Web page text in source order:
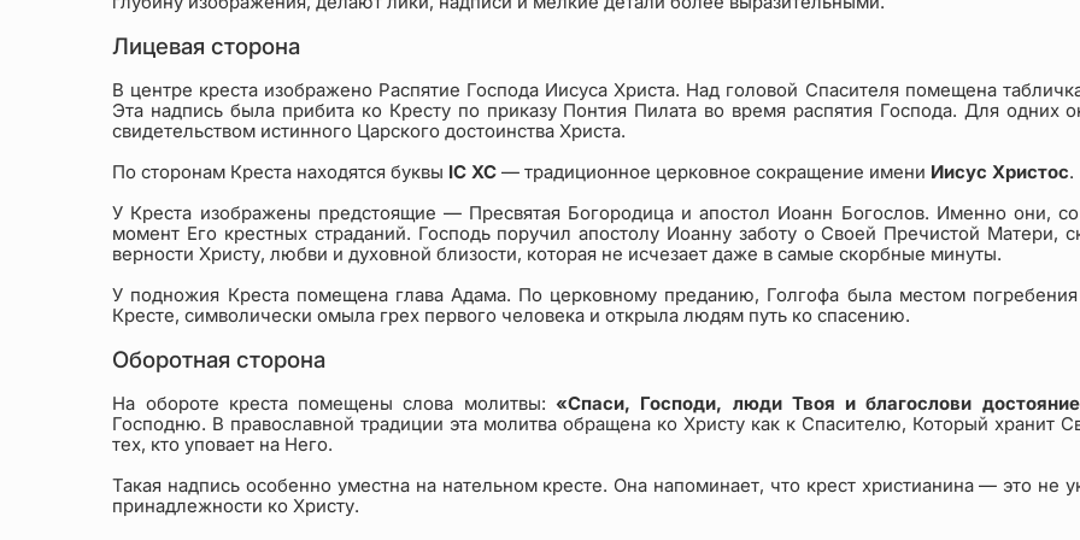
Лицевая сторона
В центре креста изображено Распятие Господа Иисуса Христа. Над головой Спасителя помещена
Эта надпись была прибита ко Кресту по приказу Понтия Пилата во время распятия Господа. Для одних
свидетельством истинного Царского достоинства Христа.
По сторонам Креста находятся буквы IC XC — традиционное церковное сокращение имени Иисус Христос.
У Креста изображены предстоящие — Пресвятая Богородица и апостол Иоанн Богослов. Именно они,
момент Его крестных страданий. Господь поручил апостолу Иоанну заботу о Своей Пречистой Матери,
верности Христу, любви и духовной близости, которая не исчезает даже в самые скорбные минуты.
У подножия Креста помещена глава Адама. По церковному преданию, Голгофа была местом
Кресте, символически омыла грех первого человека и открыла людям путь ко спасению.
Оборотная сторона
На обороте креста помещены слова молитвы:«Спаси, Господи, люди Твоя и благослови
Господню. В православной традиции эта молитва обращена ко Христу как к Спасителю, Который хранит
тех, кто уповает на Него.
Такая надпись особенно уместна на нательном кресте. Она напоминает, что крест христианина — это
принадлежности ко Христу.